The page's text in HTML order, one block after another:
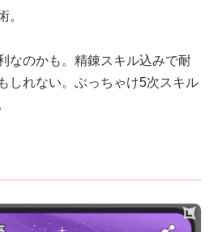
。
なのかも。精錬スキル込みで耐
しれない。ぶっちゃけ5次スキル